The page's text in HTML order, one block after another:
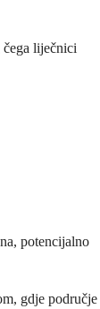
liječnici
potencijalno
gdje područje